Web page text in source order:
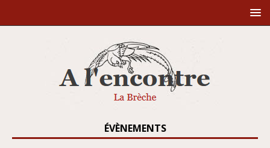
ÉVÈNEMENTS